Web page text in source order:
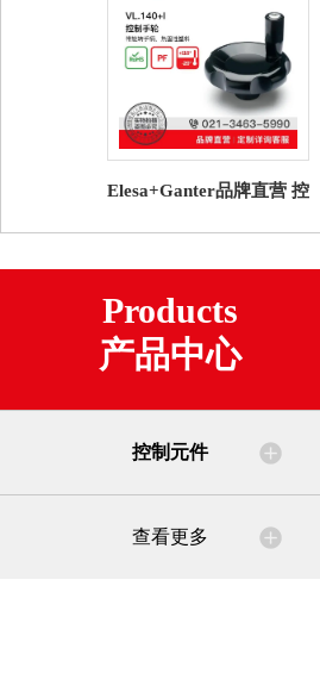
Elesa+Ganter品牌直营 控
轮 带旋转手柄
Products
产品中心
控制元件
查看更多